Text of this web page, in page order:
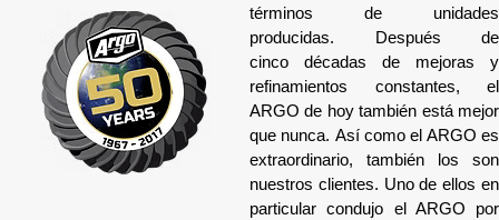
términos de unidades
producidas. Después de
cinco décadas de mejoras y
refinamientos constantes, el
ARGO de hoy también está mejor
que nunca. Así como el ARGO es
extraordinario, también los son
nuestros clientes. Uno de ellos en
particular condujo el ARGO por